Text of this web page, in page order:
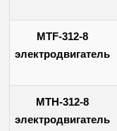
MTF-312-8
электродвигатель
МТН-312-8
электродвигатель